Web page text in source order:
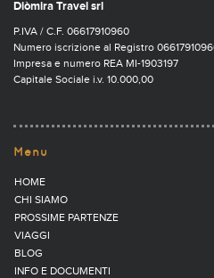
Diòmira Travel srl
P.IVA / C.F. 06617910960
Numero iscrizione al Registro
Impresa e numero REA MI-1903197
Capitale Sociale i.v. 10.000,00
Menu
HOME
CHI SIAMO
PROSSIME PARTENZE
VIAGGI
BLOG
INFO E DOCUMENTI